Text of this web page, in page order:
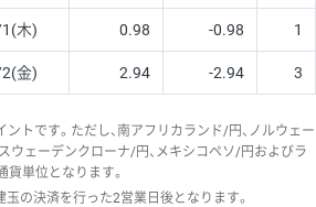
木) 0.98 -0.98 1
金) 2.94 -2.94 3
トです。ただし、南アフリカランド/円、ノルウェー
ウェーデンクローナ/円、メキシコペソ/円およびラ
貨単位となります。
玉の決済を行った2営業日後となります。